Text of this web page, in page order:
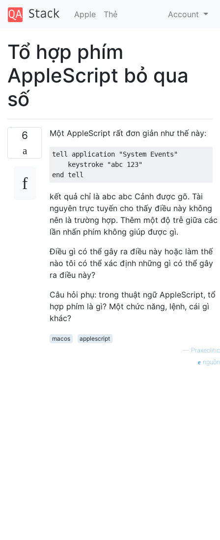
Apple Thẻ Account
Tổ hợp phím
AppleScript bỏ qua
số
6 Một AppleScript rất đơn giản như thế này:
tell application "System Events"
    keystroke "abc 123"
kết quả chỉ là abc abc Cảnh được gõ. Tài
nguyên trực tuyến cho thấy điều này không
nên là trường hợp. Thêm một độ trễ giữa các
lần nhấn phím không giúp được gì.
Điều gì có thể gây ra điều này hoặc làm thế
nào tôi có thể xác định những gì có thể gây
ra điều này?
Câu hỏi phụ: trong thuật ngữ AppleScript, tổ
hợp phím là gì? Một chức năng, lệnh, cái gì
khác?
macos
applescript
— Praxeolitic
nguồn